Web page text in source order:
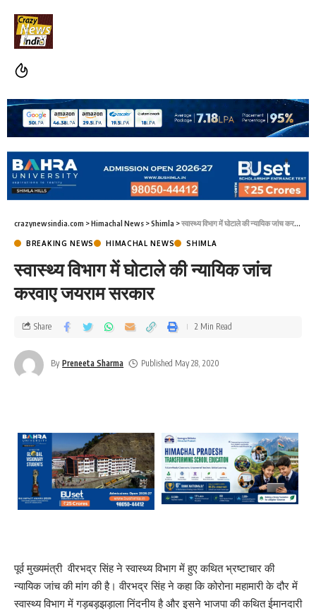
crazynewsindia.com >Himachal News >Shimla >स्वास्थ्य विभाग में घोटाले की न्यायिक जांच करवाए जयराम सरकार
BREAKING NEWS HIMACHAL NEWS SHIMLA
स्वास्थ्य विभाग में घोटाले की न्यायिक जांच
करवाए जयराम सरकार
By Preneeta Sharma Published May 28, 2020
Share 2 Min Read
पूर्व मुख्यमंत्री वीरभद्र सिंह ने स्वास्थ्य विभाग में हुए कथित भ्रष्टाचार की
न्यायिक जांच की मांग की है। वीरभद्र सिंह ने कहा कि कोरोना महामारी के दौर में
स्वास्थ्य विभाग में गड़बड़झड़ाला निंदनीय है और इसने भाजपा की कथित ईमानदारी